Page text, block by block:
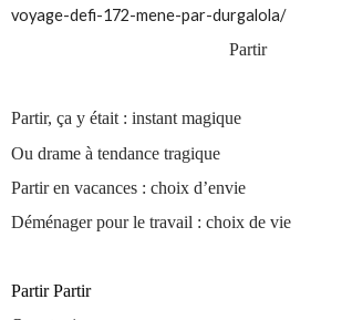
voyage-defi-172-mene-par-durgalola/
Partir
Partir, ça y était : instant magique
Ou drame à tendance tragique
Partir en vacances : choix d’envie
Déménager pour le travail : choix de vie
Partir Partir